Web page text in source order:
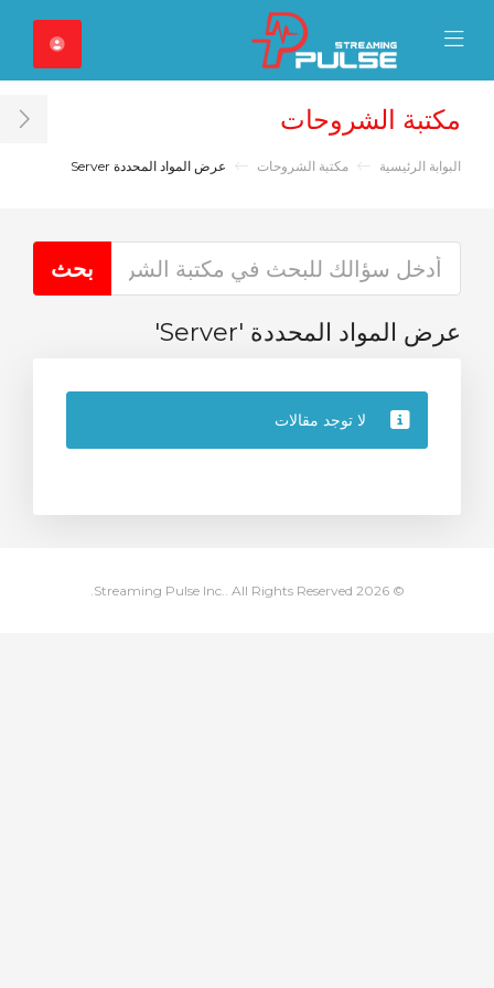
Mobile Menu
Close Mobile
مكتبة الشروحات
البوابة الرئيسية مكتبة الشروحات عرض المواد المحددة Server
عرض المواد المحددة 'Server'
لا توجد مقالات
© 2026 Streaming Pulse Inc.. All Rights Reserved.